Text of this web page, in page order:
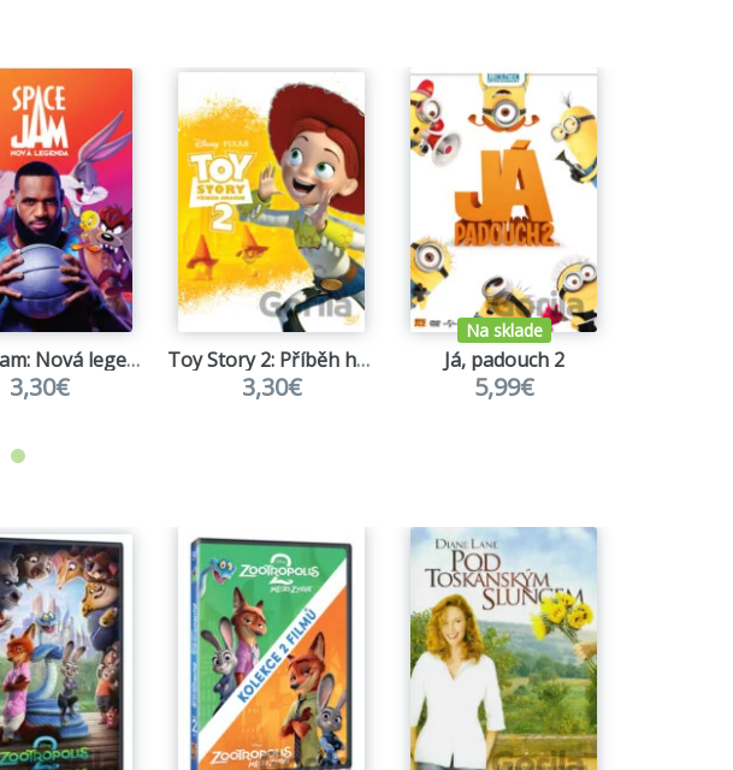
Space Jam: Nová legenda
3,30€
Toy Story 2: Příběh hraček S.E. - Edice Pixar New Line
3,30€
Na sklade
Já, padouch 2
5,99€